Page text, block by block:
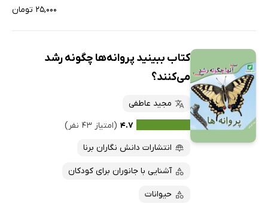
۲۵,۰۰۰ تومان
کتاب ببینید پروانه‌ها چگونه رشد
می‌کنند؟
مجید عاطفی
۴.۷ (امتیاز ۴۳ نفر)
انتشارات دانش نگاران برنا
آشنایی با جانوران برای کودکان
حیوانات